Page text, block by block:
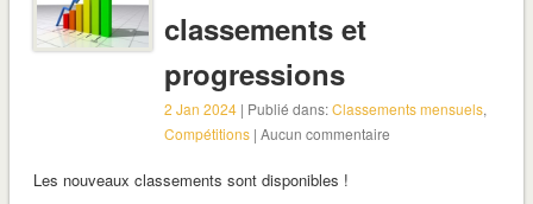
classements et
progressions
2 Jan 2024 | Publié dans:Classements mensuels,
Compétitions | Aucun commentaire
Les nouveaux classements sont disponibles !